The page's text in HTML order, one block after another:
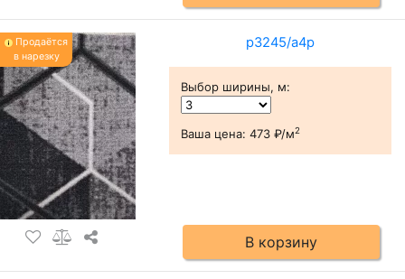
Продаётся
в нарезку
р3245/а4р
Выбор ширины, м:
Ваша цена: 473 ₽/м2
В корзину